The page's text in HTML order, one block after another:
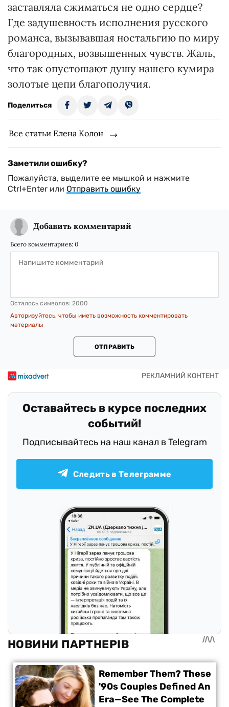
заставляла сжиматься не одно сердце?
Где задушевность исполнения русского
романса, вызывавшая ностальгию по миру
благородных, возвышенных чувств. Жаль,
что так опустошают душу нашего кумира
золотые цепи благополучия.
Поделиться
Все статьи Елена Колон
Заметили ошибку?
Пожалуйста, выделите ее мышкой и нажмите
Ctrl+Enter или Отправить ошибку
Добавить комментарий
Всего комментариев: 0
Осталось символов: 2000
Авторизуйтесь, чтобы иметь возможность комментировать
материалы
ОТПРАВИТЬ
Оставайтесь в курсе последних
событий!
Подписывайтесь на наш канал в Telegram
Следить в Телеграмме